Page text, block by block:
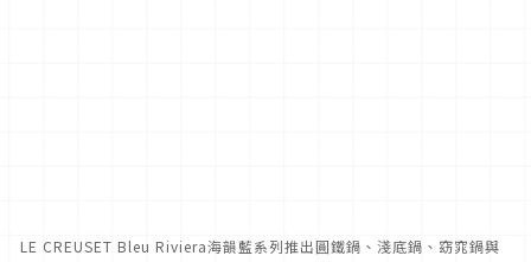
LE CREUSET Bleu Riviera海韻藍系列推出圓鐵鍋、淺底鍋、窈窕鍋與